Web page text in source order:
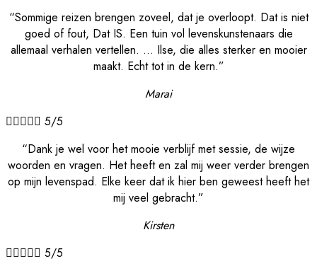
“Sommige reizen brengen zoveel, dat je overloopt. Dat is niet
goed of fout, Dat IS. Een tuin vol levenskunstenaars die
allemaal verhalen vertellen. … Ilse, die alles sterker en mooier
maakt. Echt tot in de kern.”
Marai
 5/5
“Dank je wel voor het mooie verblijf met sessie, de wijze
woorden en vragen. Het heeft en zal mij weer verder brengen
op mijn levenspad. Elke keer dat ik hier ben geweest heeft het
mij veel gebracht.”
Kirsten
 5/5